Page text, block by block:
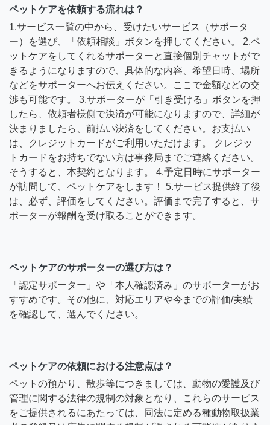
ペットケアを依頼する流れは？
1.サービス一覧の中から、受けたいサービス（サポータ
ー）を選び、「依頼相談」ボタンを押してください。 2.ペ
ットケアをしてくれるサポーターと直接個別チャットがで
きるようになりますので、具体的な内容、希望日時、場所
などをサポーターへお伝えください。ここで金額などの交
渉も可能です。 3.サポーターが「引き受ける」ボタンを押
したら、依頼者様側で決済が可能になりますので、詳細が
決まりましたら、前払い決済をしてください。お支払い
は、クレジットカードがご利用いただけます。 クレジッ
トカードをお持ちでない方は事務局までご連絡ください。
そうすると、本契約となります。 4.予定日時にサポーター
が訪問して、ペットケアをします！ 5.サービス提供終了後
は、必ず、評価をしてください。評価まで完了すると、サ
ポーターが報酬を受け取ることができます。
ペットケアのサポーターの選び方は？
「認定サポーター」や「本人確認済み」のサポーターがお
すすめです。その他に、対応エリアや今までの評価/実績
を確認して、選んでください。
ペットケアの依頼における注意点は？
ペットの預かり、散歩等につきましては、動物の愛護及び
管理に関する法律の規制の対象となり、これらのサービス
をご提供されるにあたっては、同法に定める種動物取扱業